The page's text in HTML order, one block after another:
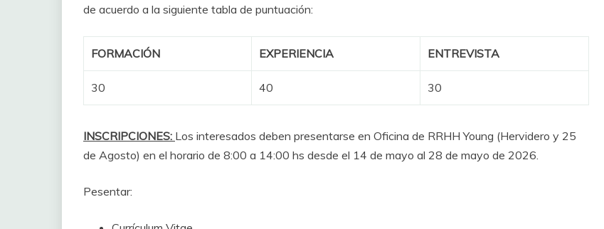
de acuerdo a la siguiente tabla de puntuación:
FORMACIÓN EXPERIENCIA ENTREVISTA
30 40 30
INSCRIPCIONES: Los interesados deben presentarse en Oficina de RRHH Young (Hervidero y 25
de Agosto) en el horario de 8:00 a 14:00 hs desde el 14 de mayo al 28 de mayo de 2026.
Pesentar: